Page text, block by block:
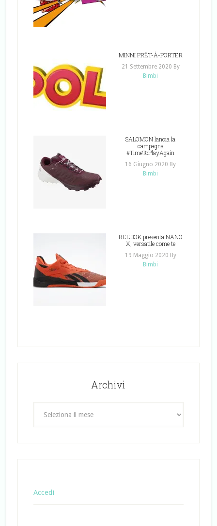
MINNI PRÊT-À-PORTER
21 Settembre 2020 By
Bimbi
SALOMON lancia la
campagna
#TimeToPlayAgain
16 Giugno 2020 By
Bimbi
REEBOK presenta NANO
X, versatile come te
19 Maggio 2020 By
Bimbi
Archivi
Accedi